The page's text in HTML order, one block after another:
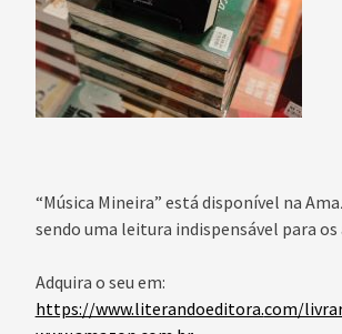
“Música Mineira” está disponível na
sendo uma leitura indispensável para
Adquira o seu em:
https://www.literandoeditora.com/